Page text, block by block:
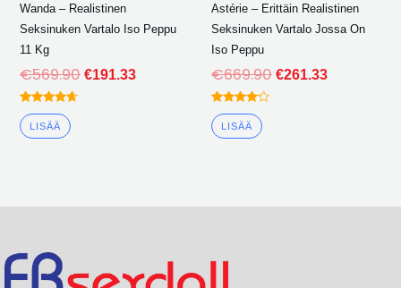
Wanda – Realistinen
Seksinuken Vartalo Iso Peppu
11 Kg
€569.90 €191.33
Arvioitu
4.50
ulos 5
LISÄÄ
Astérie – Erittäin Realistinen
Seksinuken Vartalo Jossa On
Iso Peppu
€669.90 €261.33
Arvioitu
4.00
ulos 5
LISÄÄ